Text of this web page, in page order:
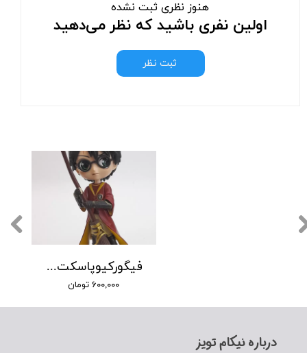
هنوز نظری ثبت نشده
اولین نفری باشید که نظر می‌دهید
ثبت نظر
فیگورکیوپاسکت هری پاتر با جارو 15 سانتیمتر
۶۰۰,۰۰۰ تومان
​درباره نیکام تویز